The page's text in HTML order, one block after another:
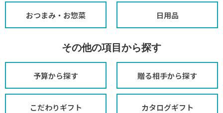
おつまみ・お惣菜 日用品
その他の項目から探す
予算から探す 贈る相手から探す
こだわりギフト カタログギフト